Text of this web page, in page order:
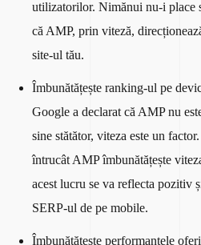
utilizatorilor. Nimănui nu-i place
că AMP, prin viteză,
site-ul tău.
Îmbunătățește ranking-ul pe
Google a declarat că AMP nu
sine stătător, viteza este un
întrucât AMP îmbunătățește
acest lucru se va reflecta pozitiv
SERP-ul de pe mobile.
Îmbunătățește performanțele